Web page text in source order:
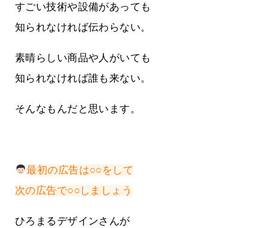
すごい技術や設備があっても
知られなければ伝わらない。
素晴らしい商品や人がいても
知られなければ誰も来ない。
そんなもんだと思います。
最初の広告は○○をして
次の広告で○○しましょう
ひろまるデザインさんが